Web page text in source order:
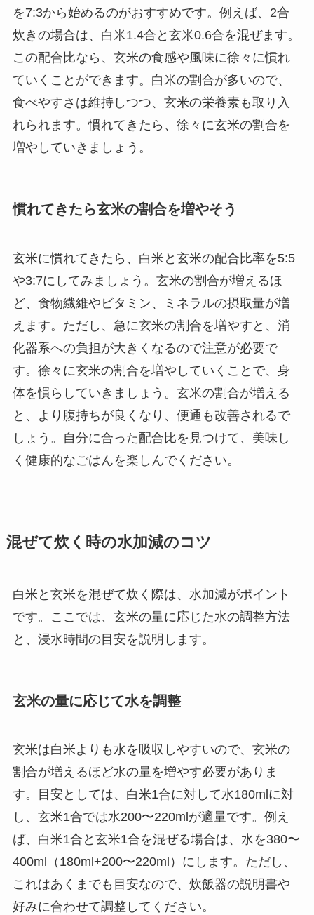
を7:3から始めるのがおすすめです。例えば、2合
炊きの場合は、白米1.4合と玄米0.6合を混ぜます。
この配合比なら、玄米の食感や風味に徐々に慣れ
ていくことができます。白米の割合が多いので、
食べやすさは維持しつつ、玄米の栄養素も取り入
れられます。慣れてきたら、徐々に玄米の割合を
増やしていきましょう。
慣れてきたら玄米の割合を増やそう
玄米に慣れてきたら、白米と玄米の配合比率を5:5
や3:7にしてみましょう。玄米の割合が増えるほ
ど、食物繊維やビタミン、ミネラルの摂取量が増
えます。ただし、急に玄米の割合を増やすと、消
化器系への負担が大きくなるので注意が必要で
す。徐々に玄米の割合を増やしていくことで、身
体を慣らしていきましょう。玄米の割合が増える
と、より腹持ちが良くなり、便通も改善されるで
しょう。自分に合った配合比を見つけて、美味し
く健康的なごはんを楽しんでください。
混ぜて炊く時の水加減のコツ
白米と玄米を混ぜて炊く際は、水加減がポイント
です。ここでは、玄米の量に応じた水の調整方法
と、浸水時間の目安を説明します。
玄米の量に応じて水を調整
玄米は白米よりも水を吸収しやすいので、玄米の
割合が増えるほど水の量を増やす必要がありま
す。目安としては、白米1合に対して水180mlに対
し、玄米1合では水200〜220mlが適量です。例え
ば、白米1合と玄米1合を混ぜる場合は、水を380〜
400ml（180ml+200〜220ml）にします。ただし、
これはあくまでも目安なので、炊飯器の説明書や
好みに合わせて調整してください。